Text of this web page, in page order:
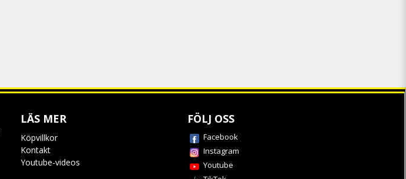
LÄS MER
Köpvillkor
Kontakt
Youtube-videos
FÖLJ OSS
Facebook
Instagram
Youtube